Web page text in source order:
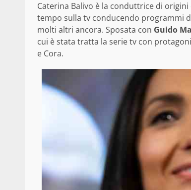
Caterina Balivo è la conduttrice di
tempo sulla tv conducendo programmi
molti altri ancora. Sposata con Guido
cui è stata tratta la serie tv con
e Cora.